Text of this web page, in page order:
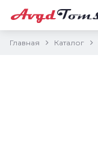
Главная Каталог